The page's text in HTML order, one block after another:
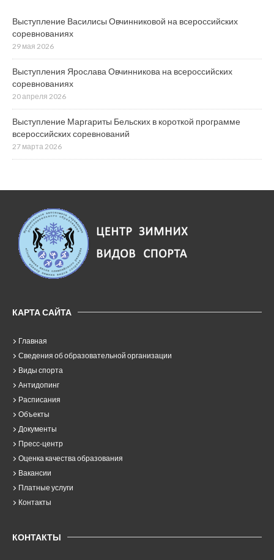
Выступление Василисы Овчинниковой на всероссийских
соревнованиях
29 мая 2026
Выступления Ярослава Овчинникова на всероссийских
соревнованиях
20 апреля 2026
Выступление Маргариты Бельских в короткой программе
всероссийских соревнований
27 марта 2026
КАРТА САЙТА
Главная
Сведения об образовательной организации
Виды спорта
Антидопинг
Расписания
Объекты
Документы
Пресс-центр
Оценка качества образования
Вакансии
Платные услуги
Контакты
КОНТАКТЫ